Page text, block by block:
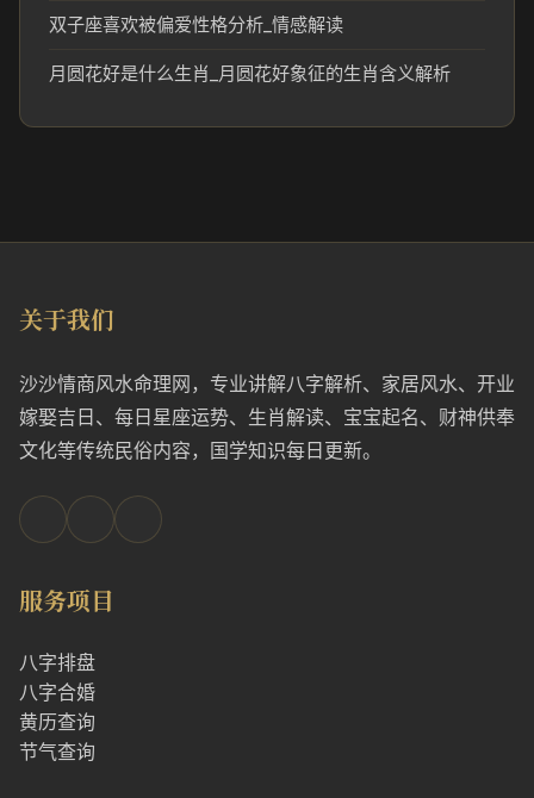
双子座喜欢被偏爱性格分析_情感解读
月圆花好是什么生肖_月圆花好象征的生肖含义解析
关于我们
沙沙情商风水命理网，专业讲解八字解析、家居风水、开业
嫁娶吉日、每日星座运势、生肖解读、宝宝起名、财神供奉
文化等传统民俗内容，国学知识每日更新。
服务项目
八字排盘
八字合婚
黄历查询
节气查询